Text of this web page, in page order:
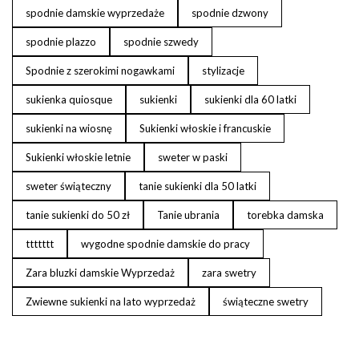
spodnie damskie wyprzedaże spodnie dzwony
spodnie plazzo spodnie szwedy
Spodnie z szerokimi nogawkami stylizacje
sukienka quiosque sukienki sukienki dla 60 latki
sukienki na wiosnę Sukienki włoskie i francuskie
Sukienki włoskie letnie sweter w paski
sweter świąteczny tanie sukienki dla 50 latki
tanie sukienki do 50 zł Tanie ubrania torebka damska
ttttttt wygodne spodnie damskie do pracy
Zara bluzki damskie Wyprzedaż zara swetry
Zwiewne sukienki na lato wyprzedaż świąteczne swetry